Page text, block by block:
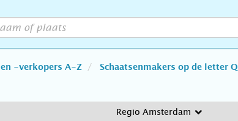
en -verkopers A-Z Schaatsenmakers op de letter Q
Regio Amsterdam